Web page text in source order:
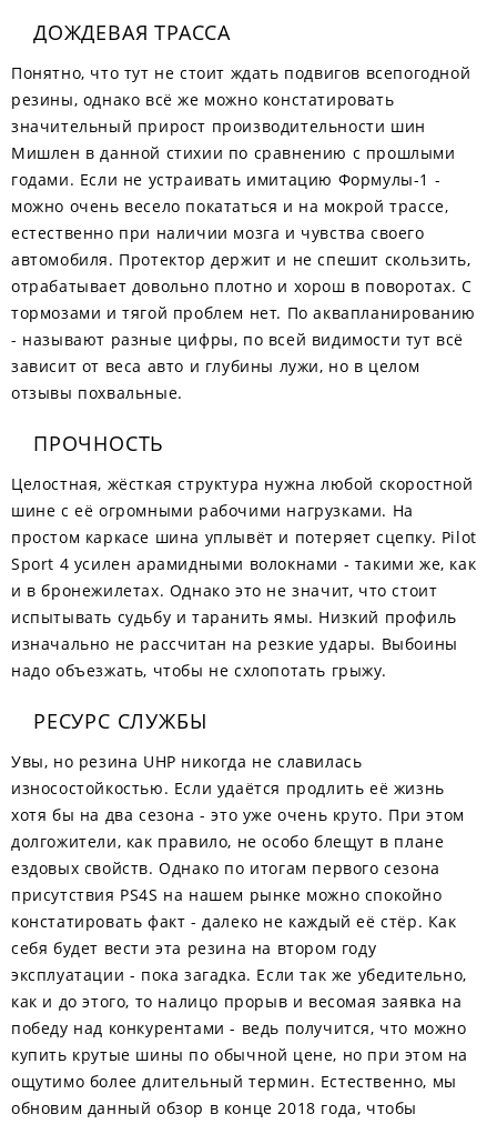
ДОЖДЕВАЯ ТРАССА
Понятно, что тут не стоит ждать подвигов всепогодной
резины, однако всё же можно констатировать
значительный прирост производительности шин
Мишлен в данной стихии по сравнению с прошлыми
годами. Если не устраивать имитацию Формулы-1 -
можно очень весело покататься и на мокрой трассе,
естественно при наличии мозга и чувства своего
автомобиля. Протектор держит и не спешит скользить,
отрабатывает довольно плотно и хорош в поворотах. С
тормозами и тягой проблем нет. По аквапланированию
- называют разные цифры, по всей видимости тут всё
зависит от веса авто и глубины лужи, но в целом
отзывы похвальные.
ПРОЧНОСТЬ
Целостная, жёсткая структура нужна любой скоростной
шине с её огромными рабочими нагрузками. На
простом каркасе шина уплывёт и потеряет сцепку. Pilot
Sport 4 усилен арамидными волокнами - такими же, как
и в бронежилетах. Однако это не значит, что стоит
испытывать судьбу и таранить ямы. Низкий профиль
изначально не рассчитан на резкие удары. Выбоины
надо объезжать, чтобы не схлопотать грыжу.
РЕСУРС СЛУЖБЫ
Увы, но резина UHP никогда не славилась
износостойкостью. Если удаётся продлить её жизнь
хотя бы на два сезона - это уже очень круто. При этом
долгожители, как правило, не особо блещут в плане
ездовых свойств. Однако по итогам первого сезона
присутствия PS4S на нашем рынке можно спокойно
констатировать факт - далеко не каждый её стёр. Как
себя будет вести эта резина на втором году
эксплуатации - пока загадка. Если так же убедительно,
как и до этого, то налицо прорыв и весомая заявка на
победу над конкурентами - ведь получится, что можно
купить крутые шины по обычной цене, но при этом на
ощутимо более длительный термин. Естественно, мы
обновим данный обзор в конце 2018 года, чтобы